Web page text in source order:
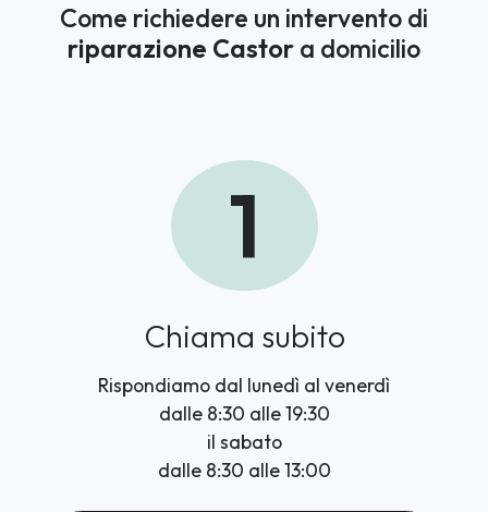
Come richiedere un intervento di
riparazione Castor a domicilio
1
Chiama subito
Rispondiamo dal lunedì al venerdì
dalle 8:30 alle 19:30
il sabato
dalle 8:30 alle 13:00